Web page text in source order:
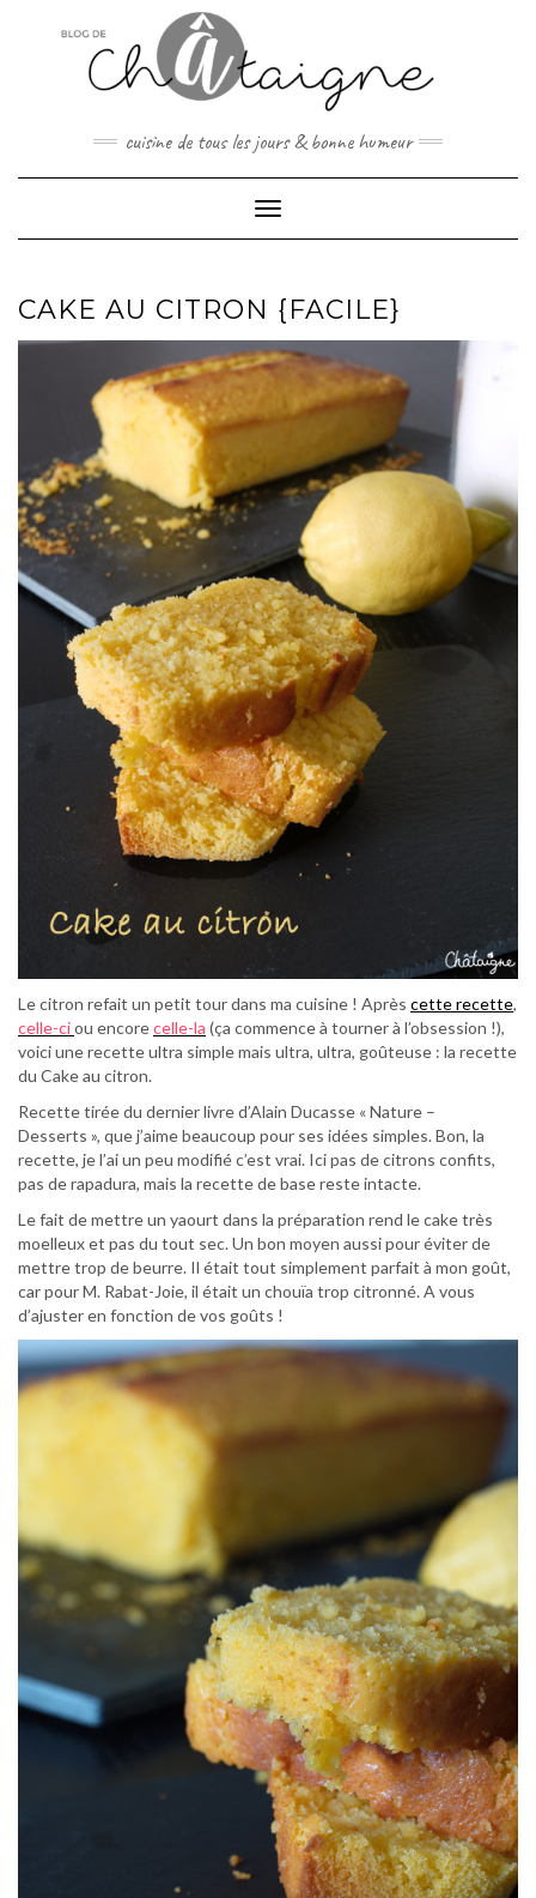
cuisine de tous les jours & bonne humeur
Toggle Navigation
CAKE AU CITRON {FACILE}
Le citron refait un petit tour dans ma cuisine ! Après cette recette,
celle-ciou encorecelle-la (ça commence à tourner à l’obsession !),
voici une recette ultra simple mais ultra, ultra, goûteuse : la recette
du Cake au citron.
Recette tirée du dernier livre d’Alain Ducasse « Nature –
Desserts », que j’aime beaucoup pour ses idées simples. Bon, la
recette, je l’ai un peu modifié c’est vrai. Ici pas de citrons confits,
pas de rapadura, mais la recette de base reste intacte.
Le fait de mettre un yaourt dans la préparation rend le cake très
moelleux et pas du tout sec. Un bon moyen aussi pour éviter de
mettre trop de beurre. Il était tout simplement parfait à mon goût,
car pour M. Rabat-Joie, il était un chouïa trop citronné. A vous
d’ajuster en fonction de vos goûts !